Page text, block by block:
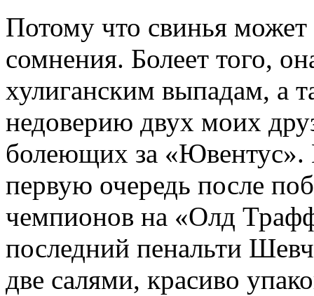
Потому что свинья может
сомнения. Болеет того,
хулиганским выпадам, а
недоверию двух моих
болеющих за
первую очередь после
чемпионов на «Олд
последний пенальти
две салями, красиво